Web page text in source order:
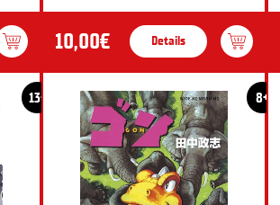
10,00€ Details
13+ 8+